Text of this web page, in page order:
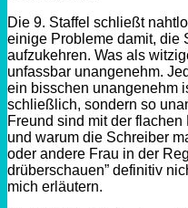
Die 9. Staffel schließt
einige Probleme damit, die
aufzukehren. Was als
unfassbar unangenehm.
ein bisschen unangenehm
schließlich, sondern so
Freund sind mit der
und warum die Schreiber
oder andere Frau in der
drüberschauen” definitiv
mich erläutern.